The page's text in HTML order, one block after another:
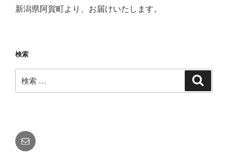
新潟県阿賀町より、お届けいたします。
検索
索:
メ
ー